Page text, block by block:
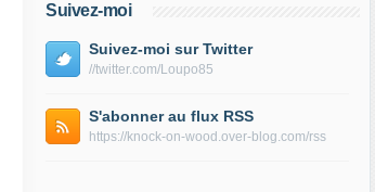
Suivez-moi
Suivez-moi sur Twitter
//twitter.com/Loupo85
S'abonner au flux RSS
https://knock-on-wood.over-blog.com/rss